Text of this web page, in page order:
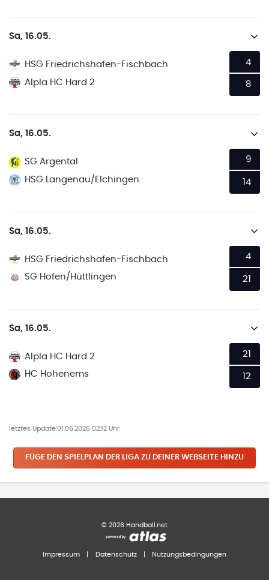
Sa, 16.05.
HSG Friedrichshafen-Fischbach
Alpla HC Hard 2
4
8
Sa, 16.05.
SG Argental
HSG Langenau/Elchingen
9
14
Sa, 16.05.
HSG Friedrichshafen-Fischbach
SG Hofen/Hüttlingen
4
21
Sa, 16.05.
Alpla HC Hard 2
HC Hohenems
21
12
letztes Update:01.06.2026 02:12 Uhr
FÜGE DEN SPIELPLAN DER LIGA ZU DEINER WEBSEITE HINZU
© 2026 Handball.net
Impressum Datenschutz Nutzungsbedingungen